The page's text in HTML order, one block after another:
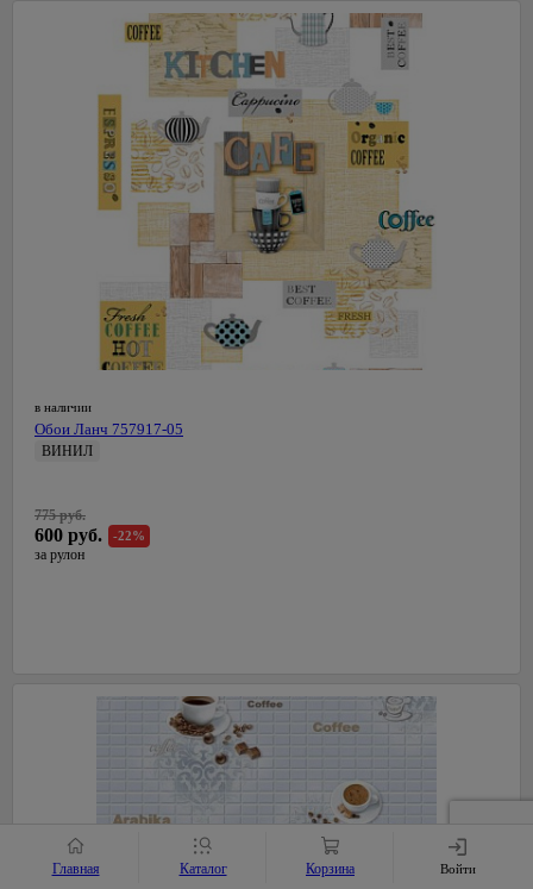
в наличии
Обои Ланч 757917-05
ВИНИЛ
775 руб.
600 руб. -22%
за рулон
Главная Каталог Корзина Войти